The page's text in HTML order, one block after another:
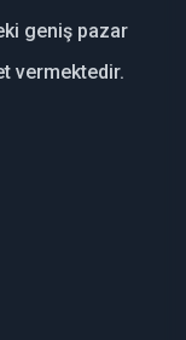
geniş pazar
vermektedir.